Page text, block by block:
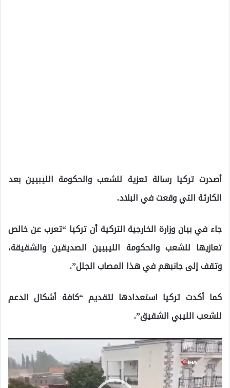
أصدرت تركيا رسالة تعزية للشعب والحكومة الليبيين بعد
الكارثة التي وقعت في البلاد.
جاء في بيان وزارة الخارجية التركية أن تركيا “تعرب عن خالص
تعازيها للشعب والحكومة الليبيين الصديقين والشقيقة،
وتقف إلى جانبهم في هذا المصاب الجلل”.
كما أكدت تركيا استعدادها لتقديم “كافة أشكال الدعم
للشعب الليبي الشقيق”.
مشغل
الفيديو